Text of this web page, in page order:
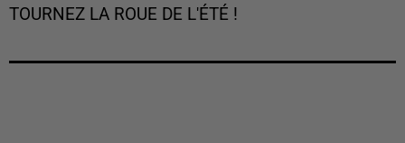
TOURNEZ LA ROUE DE L'ÉTÉ !